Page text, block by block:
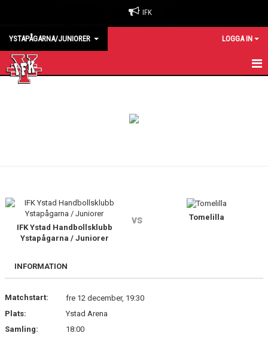
IFK
YSTAPÅGARNA/JUNIORER LOGGA IN
IFK Ystad Handbollsklubb
Ystapågarna / Juniorer
vs Tomelilla
INFORMATION
Matchstart:
fre 12 december, 19:30
Plats:
Ystad Arena
Samling:
18:00